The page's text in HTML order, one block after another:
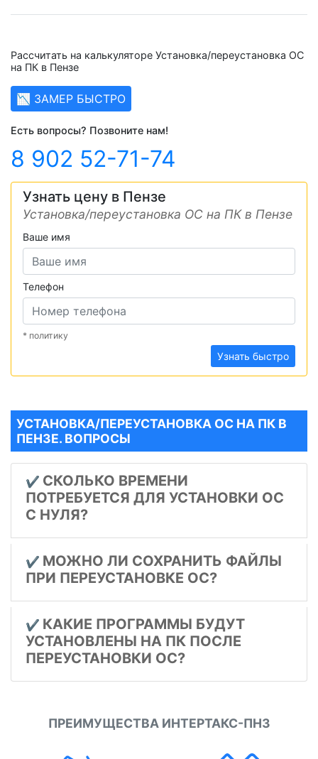
Рассчитать на калькуляторе Установка/переустановка ОС
на ПК в Пензе
📉 ЗАМЕР БЫСТРО
Есть вопросы? Позвоните нам!
8 902 52-71-74
Узнать цену в Пензе
Установка/переустановка ОС на ПК в Пензе
Ваше имя
Телефон
* политику
Узнать быстро
УСТАНОВКА/ПЕРЕУСТАНОВКА ОС НА ПК В
ПЕНЗЕ. ВОПРОСЫ
✔️ СКОЛЬКО ВРЕМЕНИ
ПОТРЕБУЕТСЯ ДЛЯ УСТАНОВКИ ОС
С НУЛЯ?
✔️ МОЖНО ЛИ СОХРАНИТЬ ФАЙЛЫ
ПРИ ПЕРЕУСТАНОВКЕ ОС?
✔️ КАКИЕ ПРОГРАММЫ БУДУТ
УСТАНОВЛЕНЫ НА ПК ПОСЛЕ
ПЕРЕУСТАНОВКИ ОС?
ПРЕИМУЩЕСТВА ИНТЕРТАКС-ПНЗ